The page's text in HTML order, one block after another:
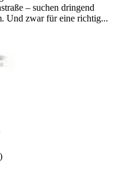
– suchen dringend
Und zwar für eine richtig...
)